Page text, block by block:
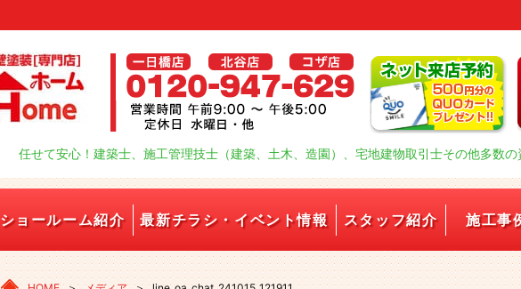
任せて安心！建築士、施工管理技士（建築、土木、造園）、宅地建物取引士その他多数の
ショールーム紹介 最新チラシ・イベント情報 スタッフ紹介 施工事